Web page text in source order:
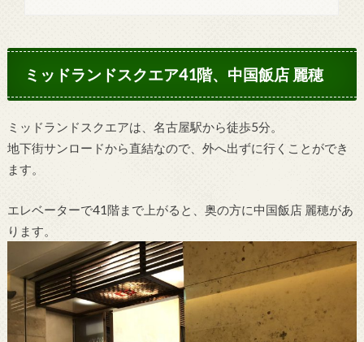
ミッドランドスクエア41階、中国飯店 麗穂
ミッドランドスクエアは、名古屋駅から徒歩5分。
地下街サンロードから直結なので、外へ出ずに行くことができ
ます。
エレベーターで41階まで上がると、奥の方に中国飯店 麗穂があ
ります。